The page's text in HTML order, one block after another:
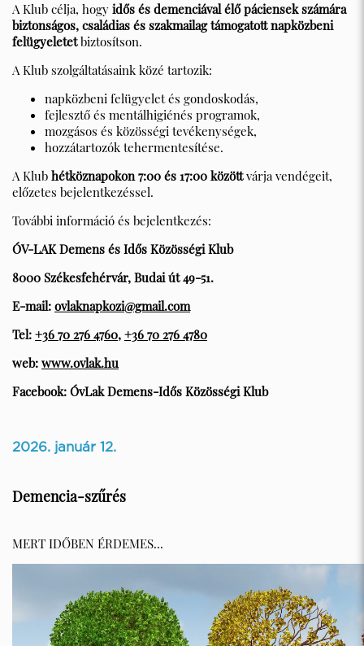
A Klub célja, hogy idős és demenciával élő páciensek számára
biztonságos, családias és szakmailag támogatott napközbeni
felügyeletetbiztosítson.
A Klub szolgáltatásaink közé tartozik:
napközbeni felügyelet és gondoskodás,
fejlesztő és mentálhigiénés programok,
mozgásos és közösségi tevékenységek,
hozzátartozók tehermentesítése.
A Klub hétköznapokon 7:00 és 17:00 közöttvárja vendégeit,
előzetes bejelentkezéssel.
További információ és bejelentkezés:
ÓV-LAK Demens és Idős Közösségi Klub
8000 Székesfehérvár, Budai út 49-51.
E-mail: ovlaknapkozi@gmail.com
Tel: +36 70 276 4760, +36 70 276 4780
web: www.ovlak.hu
Facebook: ÓvLak Demens-Idős Közösségi Klub
2026. január 12.
Demencia-szűrés
MERT IDŐBEN ÉRDEMES...